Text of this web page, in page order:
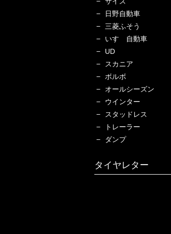
日野自動車
三菱ふそう
いすゞ自動車
UD
スカニア
ボルボ
オールシーズン
ウインター
スタッドレス
トレーラー
ダンプ
タイヤレター